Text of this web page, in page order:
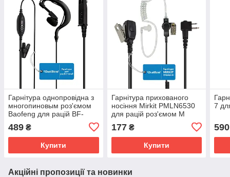
Гарнітура однопровідна з
многопиновым роз'ємом
Baofeng для рацій BF-
489 ₴
Купити
Гарнітура прихованого
носіння Mirkit PMLN6530
для рацій роз'ємом М
177₴
Купити
7
590
Акційні пропозиції та новинки